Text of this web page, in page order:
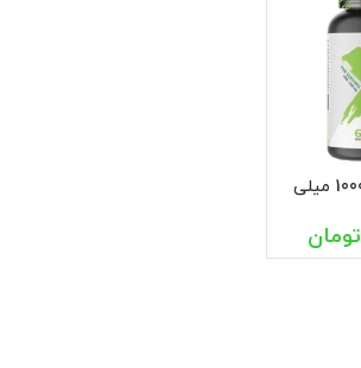
کپسول اچ ام بی 1000 میلی
تومان